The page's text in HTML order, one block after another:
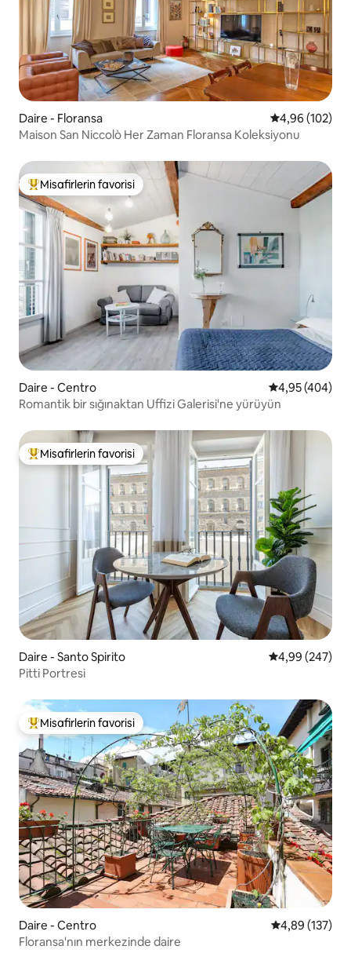
Daire - Floransa 5 üzerinden
4,96 (102)
Maison San Niccolò Her Zaman Floransa Koleksiyonu
Misafirlerin favorilerinden en beğenilenler arasında
Misafirlerin favorisi
Daire - Centro 5 üzerinden
4,95 (404)
Romantik bir sığınaktan Uffizi Galerisi'ne yürüyün
Misafirlerin favorilerinden en beğenilenler arasında
Misafirlerin favorisi
Daire - Santo Spirito 5 üzerinden
4,99 (247)
Pitti Portresi
Misafirlerin favorilerinden en beğenilenler arasında
Misafirlerin favorisi
Daire - Centro 5 üzerinden
4,89 (137)
Floransa'nın merkezinde daire